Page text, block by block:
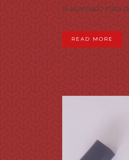
el alumnado trata
READ MORE